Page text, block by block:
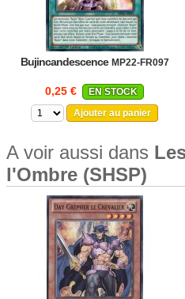
Bujincandescence MP22-FR097
0,25 €
EN STOCK
Ajouter au panier
A voir aussi dans
l'Ombre (SHSP)